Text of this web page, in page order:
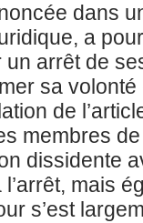
dans
a
arrêt de
sa
de
membres
dissidente
mais
s’est